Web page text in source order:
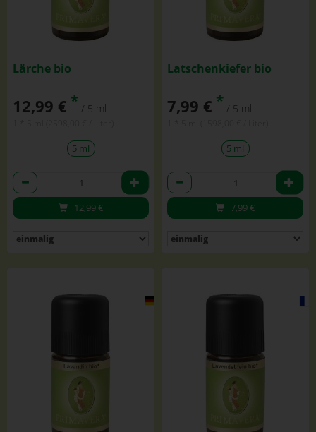
Lärche bio
12,99 € * / 5 ml
5 ml
Anzahl
12,99€
Latschenkiefer bio
7,99 € * / 5 ml
5 ml
Anzahl
7,99€